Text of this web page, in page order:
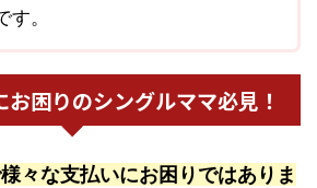
す。
困りのシングルママ必見！
々な支払いにお困りではありま